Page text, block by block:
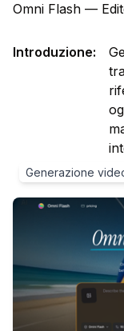
Omni Flash —
Introduzione:
Generazione